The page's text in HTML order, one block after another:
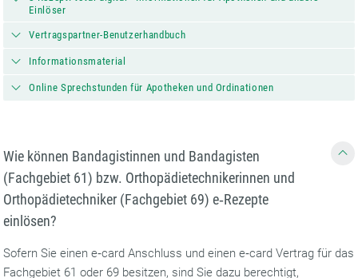
Einlöser
Vertragspartner-Benutzerhandbuch
Informationsmaterial
Online Sprechstunden für Apotheken und Ordinationen
Wie können Bandagistinnen und Bandagisten
(Fachgebiet 61) bzw. Orthopädietechnikerinnen und
Orthopädietechniker (Fachgebiet 69) e‑Rezepte
einlösen?
Sofern Sie einen e‑card Anschluss und einen e‑card Vertrag für das
Fachgebiet 61 oder 69 besitzen, sind Sie dazu berechtigt,